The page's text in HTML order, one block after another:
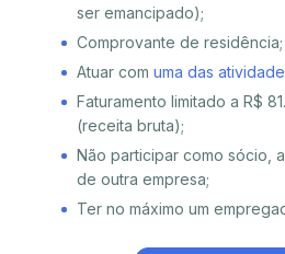
ser emancipado);
Comprovante de residência;
Atuar com uma das
Faturamento limitado a R$
(receita bruta);
Não participar como sócio,
de outra empresa;
Ter no máximo um